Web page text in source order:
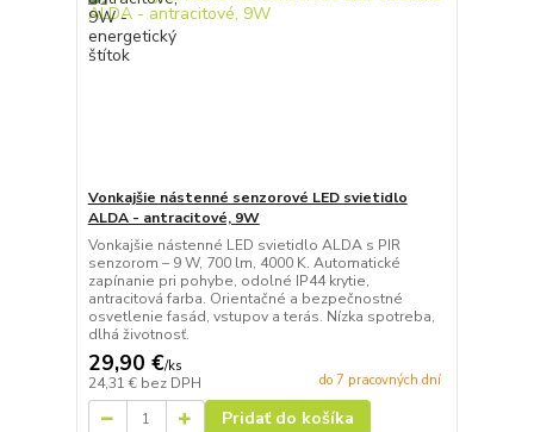
Vonkajšie nástenné senzorové LED svietidlo
ALDA - antracitové, 9W
Vonkajšie nástenné LED svietidlo ALDA s PIR
senzorom – 9 W, 700 lm, 4000 K. Automatické
zapínanie pri pohybe, odolné IP44 krytie,
antracitová farba. Orientačné a bezpečnostné
osvetlenie fasád, vstupov a terás. Nízka spotreba,
dlhá životnosť.
29,90 €/ks
24,31 € bez DPH do 7 pracovných dní
Pridať do košíka